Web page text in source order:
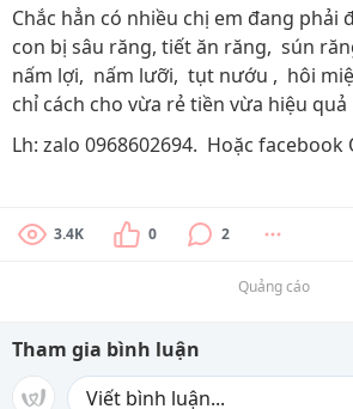
Chắc hẳn có nhiều chị em đang phải
con bị sâu răng, tiết ăn răng, sún
nấm lợi, nấm lưỡi, tụt nướu , hôi
chỉ cách cho vừa rẻ tiền vừa hiệu quả
Lh: zalo 0968602694. Hoặc facebook
3.4K 0 2
Quảng cáo
Tham gia bình luận